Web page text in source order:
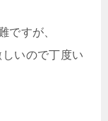
ですが、
いので丁度い